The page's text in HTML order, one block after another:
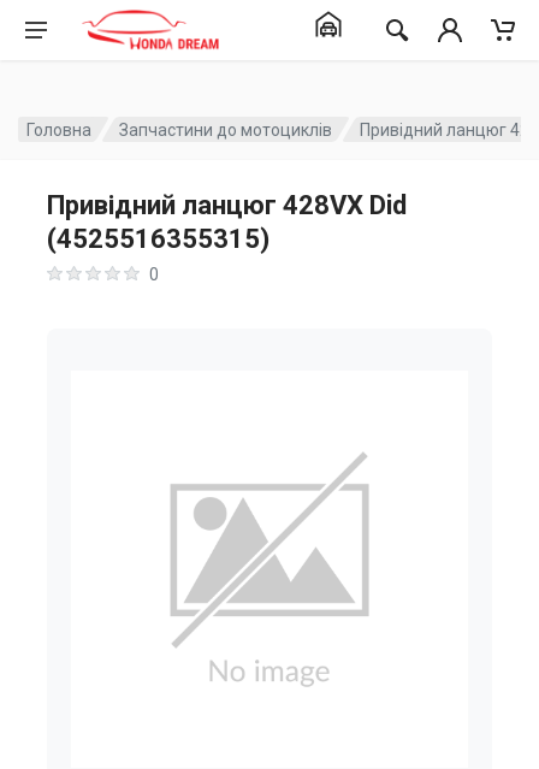
Головна Запчастини до мотоциклів Привідний ланцюг
Привідний ланцюг 428VX Did
(4525516355315)
0